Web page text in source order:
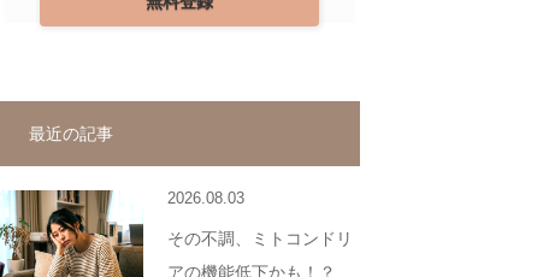
最近の記事
2026.08.03
その不調、ミトコンドリ
アの機能低下かも！？